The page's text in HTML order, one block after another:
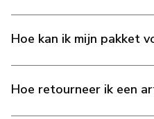
Hoe kan ik mijn pakket
Hoe retourneer ik een